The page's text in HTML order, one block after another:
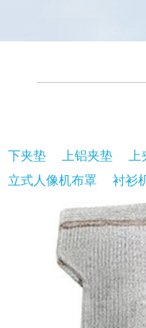
下夹垫 上铝夹垫
立式人像机布罩
衬衫